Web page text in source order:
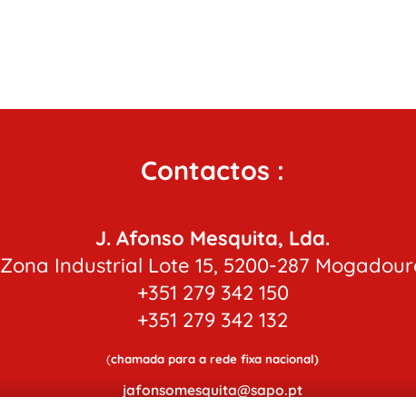
Contactos :
J. Afonso Mesquita, Lda.
Zona Industrial Lote 15, 5200-287
+351 279 342 150
+351 279 342 132
(chamada para a rede fixa nacional)
jafonsomesquita@sapo.pt